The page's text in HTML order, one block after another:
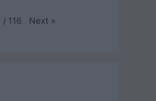
/ 116 Next »